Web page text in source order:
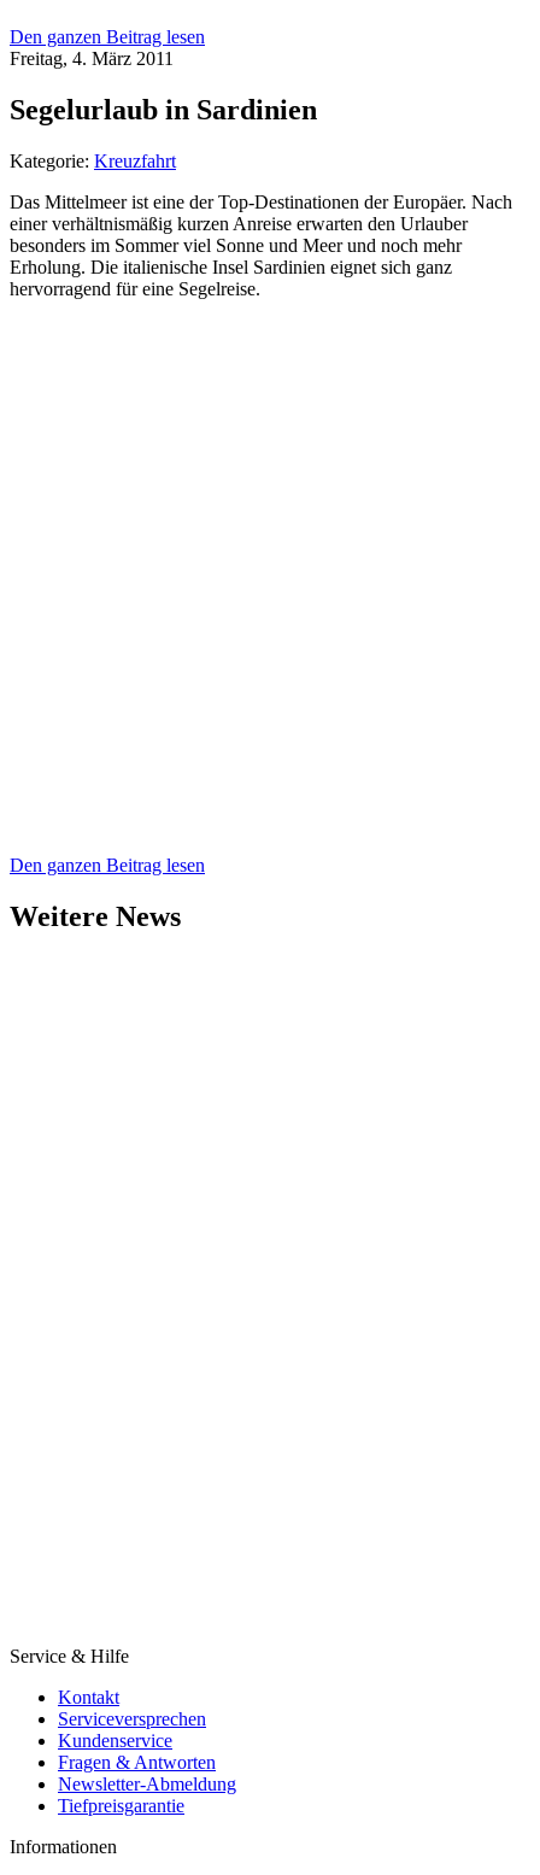
Den ganzen Beitrag lesen
Freitag, 4. März 2011
Segelurlaub in Sardinien
Kategorie: Kreuzfahrt
Das Mittelmeer ist eine der Top-Destinationen der Europäer. Nach
einer verhältnismäßig kurzen Anreise erwarten den Urlauber
besonders im Sommer viel Sonne und Meer und noch mehr
Erholung. Die italienische Insel Sardinien eignet sich ganz
hervorragend für eine Segelreise.
Den ganzen Beitrag lesen
Weitere News
Service & Hilfe
Kontakt
Serviceversprechen
Kundenservice
Fragen & Antworten
Newsletter-Abmeldung
Tiefpreisgarantie
Informationen